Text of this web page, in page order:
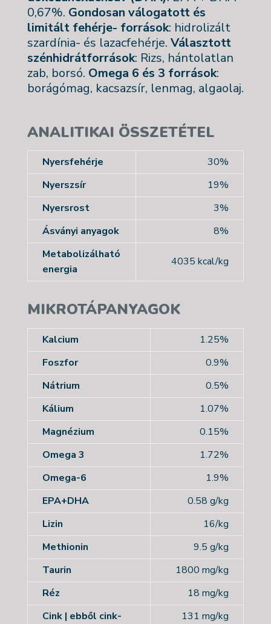
0,67%. Gondosan válogatott és
limitált fehérje- források: hidrolizált
szardínia- és lazacfehérje. Választott
szénhidrátforrások: Rizs, hántolatlan
zab, borsó. Omega 6 és 3 források:
borágómag, kacsazsír, lenmag, algaolaj.
ANALITIKAI ÖSSZETÉTEL
Nyersfehérje
30%
Nyerszsír
19%
Nyersrost
3%
Ásványi anyagok
8%
Metabolizálható
energia
4035 kcal/kg
MIKROTÁPANYAGOK
Kalcium
1.25%
Foszfor
0.9%
Nátrium
0.5%
Kálium
1.07%
Magnézium
0.15%
Omega 3
1.72%
Omega-6
1.9%
EPA+DHA
0.58 g/kg
Lizin
16/kg
Methionin
9.5 g/kg
Taurin
1800 mg/kg
Réz
18 mg/kg
Cink | ebből cink-
131 mg/kg